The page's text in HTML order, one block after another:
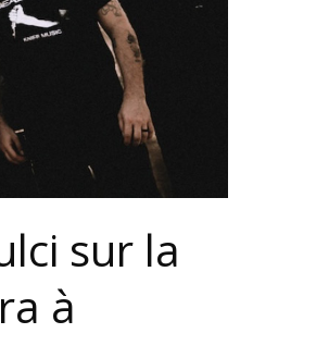
sur la
à